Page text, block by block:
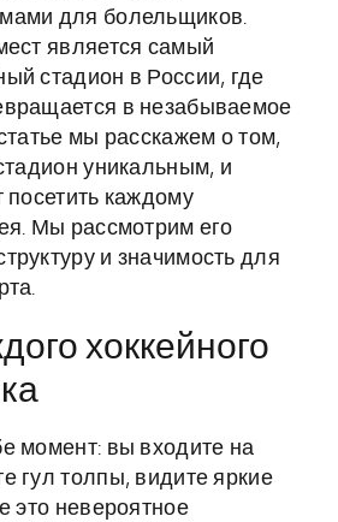
для болельщиков.
является самый
стадион в России, где
в незабываемое
мы расскажем о том,
уникальным, и
посетить каждому
Мы рассмотрим его
и значимость для
хоккейного
момент: вы входите на
гул толпы, видите яркие
это невероятное